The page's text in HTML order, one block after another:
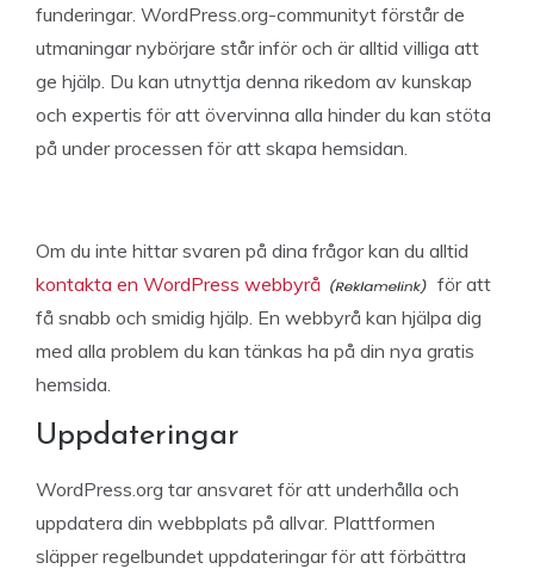
funderingar. WordPress.org-communityt förstår de
utmaningar nybörjare står inför och är alltid villiga att
ge hjälp. Du kan utnyttja denna rikedom av kunskap
och expertis för att övervinna alla hinder du kan stöta
på under processen för att skapa hemsidan.
Om du inte hittar svaren på dina frågor kan du alltid
kontakta en WordPress webbyrå
för att
få snabb och smidig hjälp. En webbyrå kan hjälpa dig
med alla problem du kan tänkas ha på din nya gratis
hemsida.
Uppdateringar
WordPress.org tar ansvaret för att underhålla och
uppdatera din webbplats på allvar. Plattformen
släpper regelbundet uppdateringar för att förbättra